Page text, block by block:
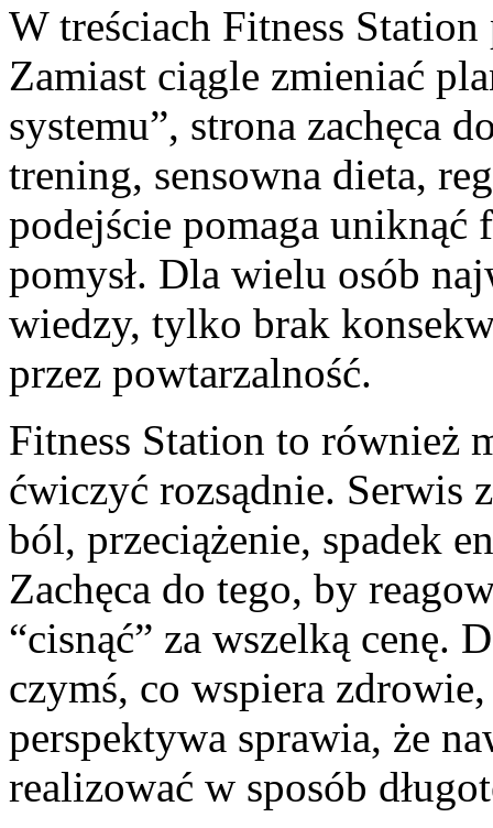
W treściach Fitness
Zamiast ciągle zmieniać
systemu”, strona zachęca
trening, sensowna dieta,
podejście pomaga uniknąć
pomysł. Dla wielu osób
wiedzy, tylko brak
przez powtarzalność.
Fitness Station to również
ćwiczyć rozsądnie. Serwis
ból, przeciążenie, spadek
Zachęca do tego, by
“cisnąć” za wszelką cenę.
czymś, co wspiera
perspektywa sprawia, że
realizować w sposób